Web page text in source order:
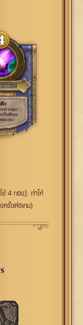
ช้ 4 ทอง]: ทำให้
ครั้งต่อเกม)